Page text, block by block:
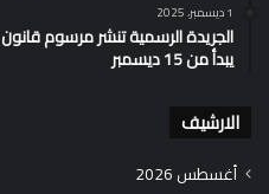
1 ديسمبر، 2025
الجريدة الرسمية تنشر مرسوم
يبدأ من 15 ديسمبر
الارشيف
أغسطس 2026